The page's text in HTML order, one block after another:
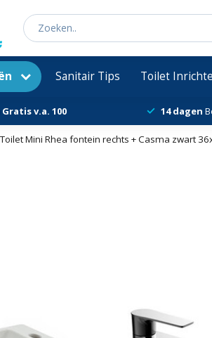
Sanitair Tips Toilet
Gratis v.a. 100 14 dagen
Mini Rhea fontein rechts + Casma zwart